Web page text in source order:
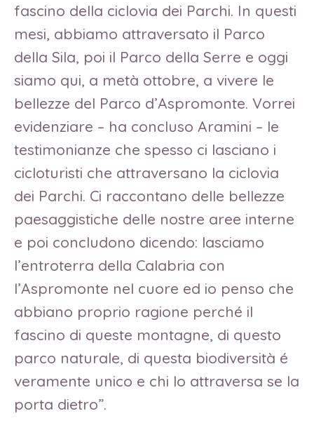
fascino della ciclovia dei Parchi. In questi
mesi, abbiamo attraversato il Parco
della Sila, poi il Parco della Serre e oggi
siamo qui, a metà ottobre, a vivere le
bellezze del Parco d’Aspromonte. Vorrei
evidenziare – ha concluso Aramini – le
testimonianze che spesso ci lasciano i
cicloturisti che attraversano la ciclovia
dei Parchi. Ci raccontano delle bellezze
paesaggistiche delle nostre aree interne
e poi concludono dicendo: lasciamo
l’entroterra della Calabria con
l’Aspromonte nel cuore ed io penso che
abbiano proprio ragione perché il
fascino di queste montagne, di questo
parco naturale, di questa biodiversità é
veramente unico e chi lo attraversa se la
porta dietro”.